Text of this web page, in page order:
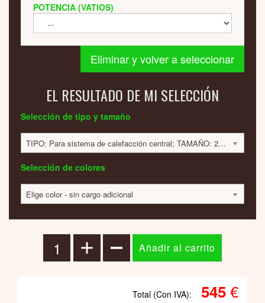
POTENCIA (VATIOS)
Eliminar y volver a seleccionar
EL RESULTADO DE MI SELECCIÓN
Selección de tipo y tamaño
TIPO: Para sistema de calefacción central; TAMAÑO: 232x520x78mm; 136 VATIOS; 546 EUR
Selección de colores
Elige color - sin cargo adicional
Total (Con IVA): 545€